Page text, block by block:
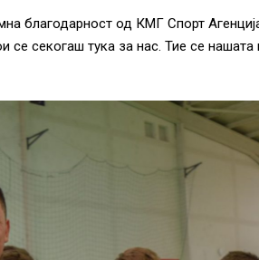
благодарност од КМГ Спорт
се секогаш тука за нас. Тие се нашата